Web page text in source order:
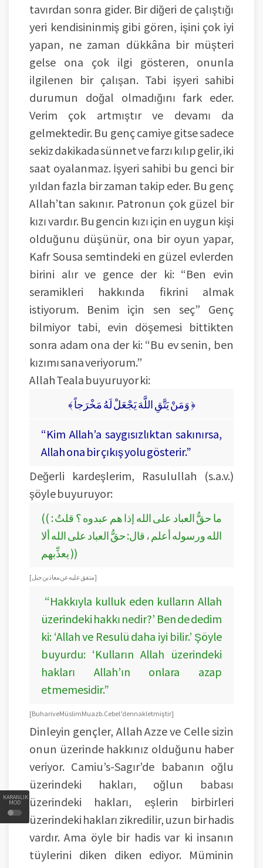
KARANLIK
MOD
tavırdan sonra gider. Bir diğeri de çalıştığı
yeri kendisininmiş gibi gören, işini çok iyi
yapan, ne zaman dükkâna bir müşteri
gelse ona çok ilgi gösteren, onunla
ilgilenen bir çalışan. Tabi işyeri sahibi
durumun doğal olmadığını fark eder.
Verim çok artmıştır ve devamı da
gelmektedir. Bu genç camiye gitse sadece
sekiz dakikada sünnet ve farzı kılıp gelir, iki
saat oyalanmaz. İşyeri sahibi bu genci bir
yıldan fazla bir zaman takip eder. Bu genç
Allah’tan sakınır. Patronun çok güzel bir
kızı vardır. Bu gencin kızı için en uygun kişi
olduğunu düşünür, ona bir oyun yapar,
Kafr Sousa semtindeki en güzel evlerden
birini alır ve gence der ki: “Ben evin
seramikleri hakkında fikrini almak
istiyorum. Benim için sen seç” Genç
bilmiyor tabi, evin döşemesi bittikten
sonra adam ona der ki: “Bu ev senin, ben
kızımı sana veriyorum.”
Allah Teala buyuruyor ki:
﴾ وَمَنْ يَتَّقِ اللَّهَ يَجْعَلْ لَهُ مَخْرَجاً ﴿
“Kim Allah’a saygısızlıktan sakınırsa,
Allah ona bir çıkış yolu gösterir.”
Değerli kardeşlerim, Rasulullah (s.a.v.)
şöyle buyuruyor:
(( ما حقُّ العباد على الله إذا هم عبدوه ؟ قلتُ :
الله ورسوله أعلم ، قال: حقُّ العباد على الله ألا
يعذِّبهم ))
[ متفق عليه عن معاذ بن جبل ]
“Hakkıyla kulluk eden kulların Allah
üzerindeki hakkı nedir?’ Ben de dedim
ki: ‘Allah ve Resulü daha iyi bilir.’ Şöyle
buyurdu: ‘Kulların Allah üzerindeki
hakları Allah’ın onlara azap
etmemesidir.”
[ Buhari ve Müslim Muaz b. Cebel’den nakletmiştir ]
Dinleyin gençler, Allah Azze ve Celle sizin
onun üzerinde hakkınız olduğunu haber
veriyor. Camiu’s-Sagır’de babanın oğlu
üzerindeki hakları, oğlun babası
üzerindeki hakları, eşlerin birbirleri
üzerindeki hakları zikredilir, uzun bir hadis
vardır. Ama öyle bir hadis var ki insanın
tüylerini diken diken ediyor. Müminin